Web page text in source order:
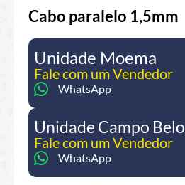
Cabo paralelo 1,5mm
Unidade Moema
Fale com um Vendedor
WhatsApp
Unidade Campo Belo
Fale com um Vendedor
WhatsApp